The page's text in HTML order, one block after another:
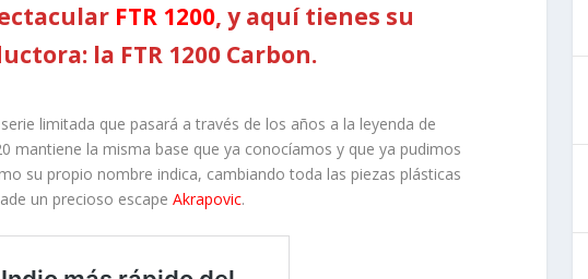
FTR 1200, y aquí tienes su
la FTR 1200 Carbon.
limitada que pasará a través de los años a la leyenda de
mantiene la misma base que ya conocíamos y que ya pudimos
su propio nombre indica, cambiando toda las piezas plásticas
un precioso escapeAkrapovic.